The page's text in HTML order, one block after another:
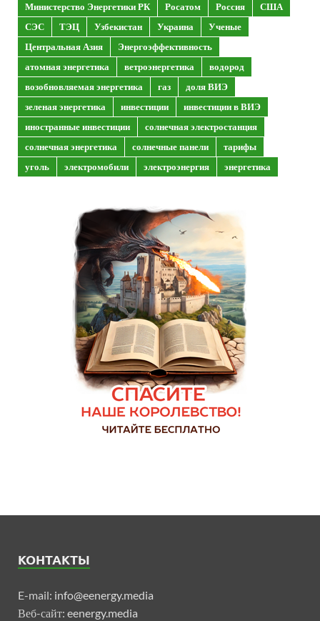
Министерство Энергетики РК
Росатом Россия
США
СЭС
ТЭЦ Узбекистан Украина
Ученые
Центральная Азия
Энергоэффективность
атомная энергетика
ветроэнергетика
водород
возобновляемая энергетика
газ
доля ВИЭ
зеленая энергетика
инвестиции
инвестиции в ВИЭ
иностранные инвестиции
солнечная электростанция
солнечная энергетика
солнечные панели
тарифы
уголь
электромобили электроэнергия энергетика
КОНТАКТЫ
E-mail: info@eenergy.media
Веб-сайт: eenergy.media